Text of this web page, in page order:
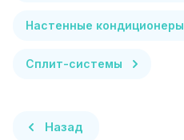
Настенные кондиционеры
Сплит-системы
Назад